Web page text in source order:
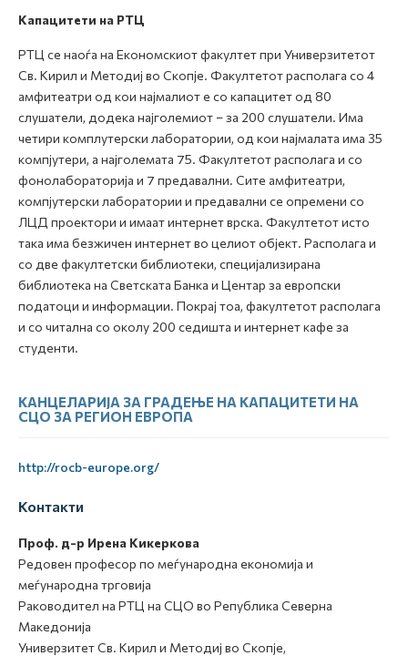
Капацитети на РТЦ
РТЦ се наоѓа на Економскиот факултет при Универзитетот
Св. Кирил и Методиј во Скопје. Факултетот располага со 4
амфитеатри од кои најмалиот е со капацитет од 80
слушатели, додека најголемиот – за 200 слушатели. Има
четири комплутерски лаборатории, од кои најмалата има 35
компјутери, а најголемата 75. Факултетот располага и со
фонолабораторија и 7 предавални. Сите амфитеатри,
компјутерски лаборатории и предавални се опремени со
ЛЦД проектори и имаат интернет врска. Факултетот исто
така има безжичен интернет во целиот објект. Располага и
со две факултетски библиотеки, специјализирана
библиотека на Светската Банка и Центар за европски
податоци и информации. Покрај тоа, факултетот располага
и со читална со околу 200 седишта и интернет кафе за
студенти.
КАНЦЕЛАРИЈА ЗА ГРАДЕЊЕ НА КАПАЦИТЕТИ НА
СЦО ЗА РЕГИОН ЕВРОПА
http://rocb-europe.org/
Контакти
Проф. д-р Ирена Кикеркова
Редовен професор по меѓународна економија и
меѓународна трговија
Раководител на РТЦ на СЦО во Република Северна
Македонија
Универзитет Св. Кирил и Методиј во Скопје,